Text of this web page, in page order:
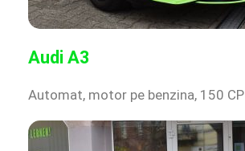
Audi A3
Automat, motor pe benzina, 150 CP